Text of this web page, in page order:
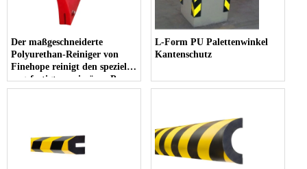
Der maßgeschneiderte
Polyurethan-Reiniger von
Finehope reinigt den speziell
angefertigten primären Pu-
Schaber, den Förderband-
L-Form PU Palettenwinkel
Kantenschutz